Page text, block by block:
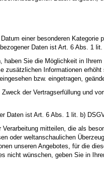
einer besonderen Kategorie
Daten ist Art. 6 Abs. 1
Sie die Möglichkeit in
zusätzlichen Informationen
bzw. eingetragen,
der Vertragserfüllung und
Daten ist Art. 6 Abs. 1 lit. b)
mitteilen, die als
oder weltanschaulichen
unseren Angebotes, für die
nicht wünschen, geben Sie in